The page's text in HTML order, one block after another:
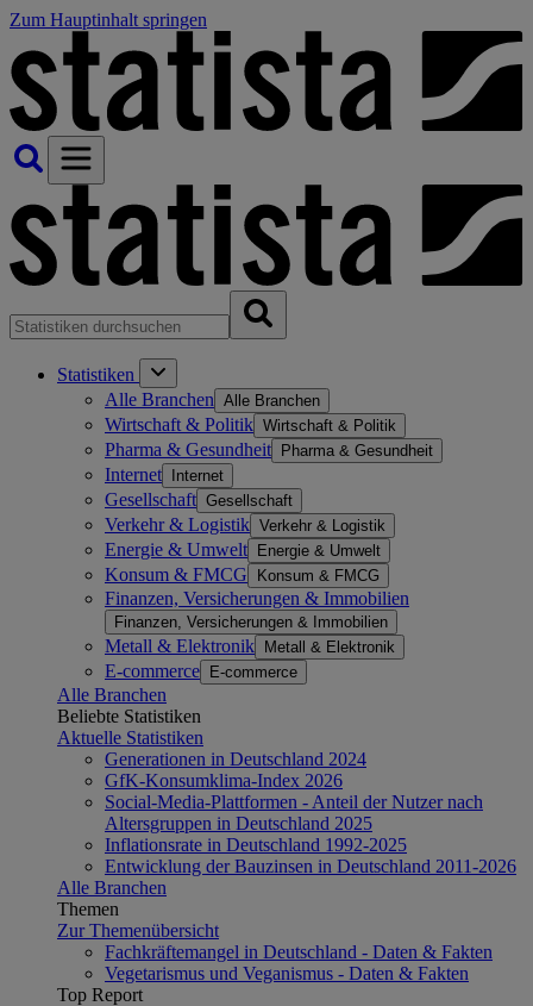
Zum Hauptinhalt springen
Statistiken
Alle Branchen Alle Branchen
Wirtschaft & Politik Wirtschaft & Politik
Pharma & Gesundheit Pharma & Gesundheit
Internet Internet
Gesellschaft Gesellschaft
Verkehr & Logistik Verkehr & Logistik
Energie & Umwelt Energie & Umwelt
Konsum & FMCG Konsum & FMCG
Finanzen, Versicherungen & Immobilien
Finanzen, Versicherungen & Immobilien
Metall & Elektronik Metall & Elektronik
E-commerce E-commerce
Alle Branchen
Beliebte Statistiken
Aktuelle Statistiken
Generationen in Deutschland 2024
GfK-Konsumklima-Index 2026
Social-Media-Plattformen - Anteil der Nutzer nach
Altersgruppen in Deutschland 2025
Inflationsrate in Deutschland 1992-2025
Entwicklung der Bauzinsen in Deutschland 2011-2026
Alle Branchen
Themen
Zur Themenübersicht
Fachkräftemangel in Deutschland - Daten & Fakten
Vegetarismus und Veganismus - Daten & Fakten
Top Report